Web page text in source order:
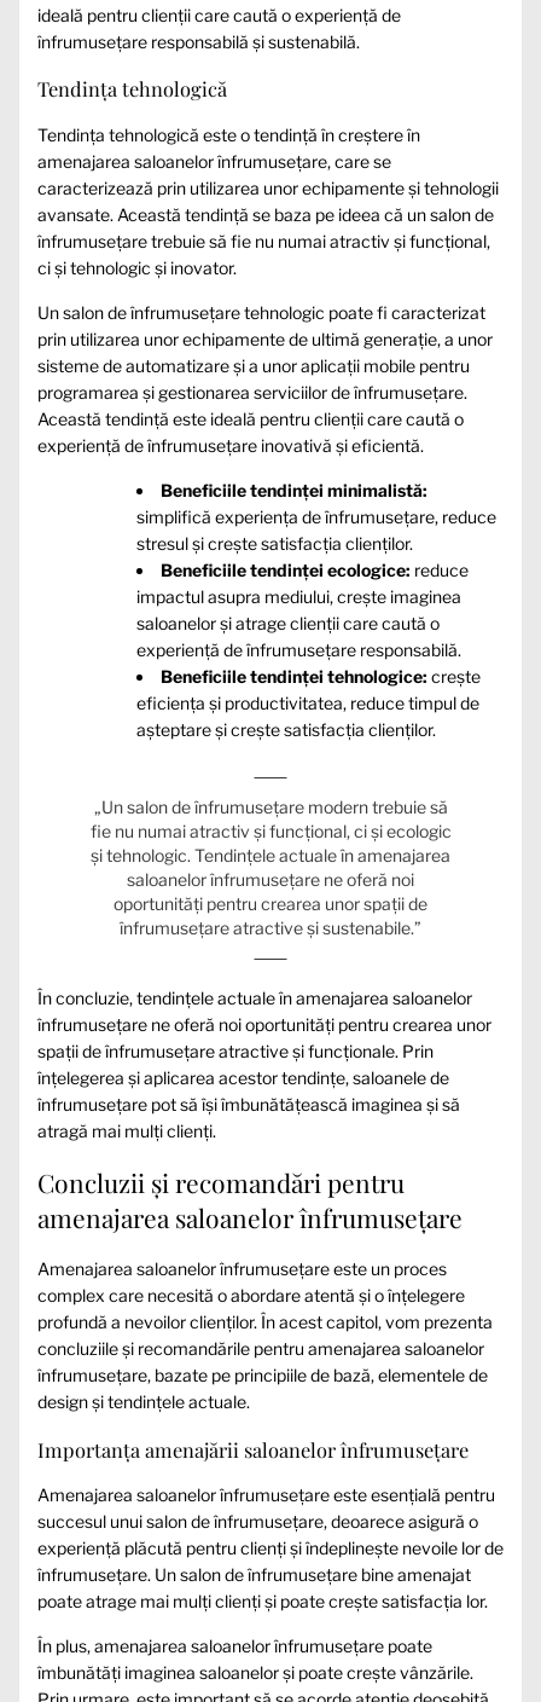
ideală pentru clienții care caută o experiență de
înfrumusețare responsabilă și sustenabilă.
Tendința tehnologică
Tendința tehnologică este o tendință în creștere în
amenajarea saloanelor înfrumusețare, care se
caracterizează prin utilizarea unor echipamente și tehnologii
avansate. Această tendință se baza pe ideea că un salon de
înfrumusețare trebuie să fie nu numai atractiv și funcțional,
ci și tehnologic și inovator.
Un salon de înfrumusețare tehnologic poate fi caracterizat
prin utilizarea unor echipamente de ultimă generație, a unor
sisteme de automatizare și a unor aplicații mobile pentru
programarea și gestionarea serviciilor de înfrumusețare.
Această tendință este ideală pentru clienții care caută o
experiență de înfrumusețare inovativă și eficientă.
Beneficiile tendinței minimalistă:
simplifică experiența de înfrumusețare, reduce
stresul și crește satisfacția clienților.
Beneficiile tendinței ecologice: reduce
impactul asupra mediului, crește imaginea
saloanelor și atrage clienții care caută o
experiență de înfrumusețare responsabilă.
Beneficiile tendinței tehnologice: crește
eficiența și productivitatea, reduce timpul de
așteptare și crește satisfacția clienților.
„Un salon de înfrumusețare modern trebuie să
fie nu numai atractiv și funcțional, ci și ecologic
și tehnologic. Tendințele actuale în amenajarea
saloanelor înfrumusețare ne oferă noi
oportunități pentru crearea unor spații de
înfrumusețare atractive și sustenabile.”
În concluzie, tendințele actuale în amenajarea saloanelor
înfrumusețare ne oferă noi oportunități pentru crearea unor
spații de înfrumusețare atractive și funcționale. Prin
înțelegerea și aplicarea acestor tendințe, saloanele de
înfrumusețare pot să își îmbunătățească imaginea și să
atragă mai mulți clienți.
Concluzii și recomandări pentru
amenajarea saloanelor înfrumusețare
Amenajarea saloanelor înfrumusețare este un proces
complex care necesită o abordare atentă și o înțelegere
profundă a nevoilor clienților. În acest capitol, vom prezenta
concluziile și recomandările pentru amenajarea saloanelor
înfrumusețare, bazate pe principiile de bază, elementele de
design și tendințele actuale.
Importanța amenajării saloanelor înfrumusețare
Amenajarea saloanelor înfrumusețare este esențială pentru
succesul unui salon de înfrumusețare, deoarece asigură o
experiență plăcută pentru clienți și îndeplinește nevoile lor de
înfrumusețare. Un salon de înfrumusețare bine amenajat
poate atrage mai mulți clienți și poate crește satisfacția lor.
În plus, amenajarea saloanelor înfrumusețare poate
îmbunătăți imaginea saloanelor și poate crește vânzările.